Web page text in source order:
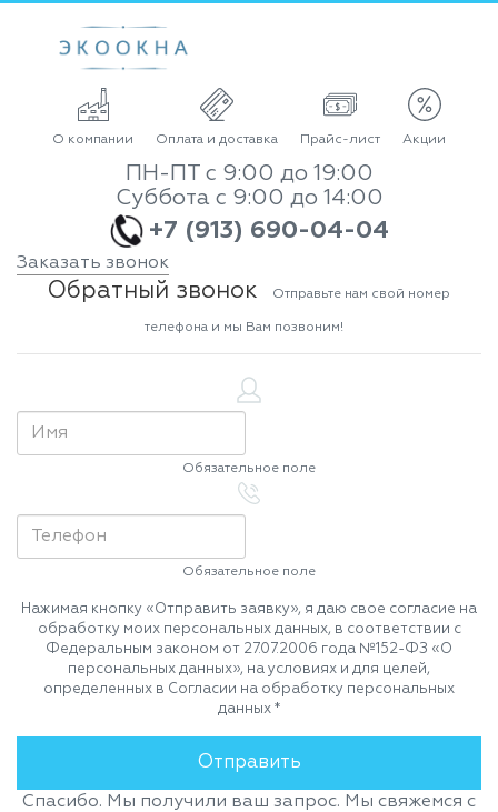
О компании Оплата и доставка Прайс-лист Акции
ПН-ПТ с 9:00 до 19:00
Суббота с 9:00 до 14:00
+7 (913) 690-04-04
Заказать звонок
Обратный звонок Отправьте нам свой номер
телефона и мы Вам позвоним!
Обязательное поле
Обязательное поле
Нажимая кнопку «Отправить заявку», я даю свое согласие на
обработку моих персональных данных, в соответствии с
Федеральным законом от 27.07.2006 года №152-ФЗ «О
персональных данных», на условиях и для целей,
определенных в Согласии на обработку персональных
данных *
Спасибо. Мы получили ваш запрос. Мы свяжемся с